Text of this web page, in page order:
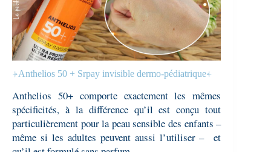
⍆Anthelios 50 + Srpay invisible dermo-pédiatrique⍅
Anthelios 50+ comporte exactement les mêmes
spécificités, à la différence qu’il est conçu tout
particulièrement pour la peau sensible des enfants –
même si les adultes peuvent aussi l’utiliser – et